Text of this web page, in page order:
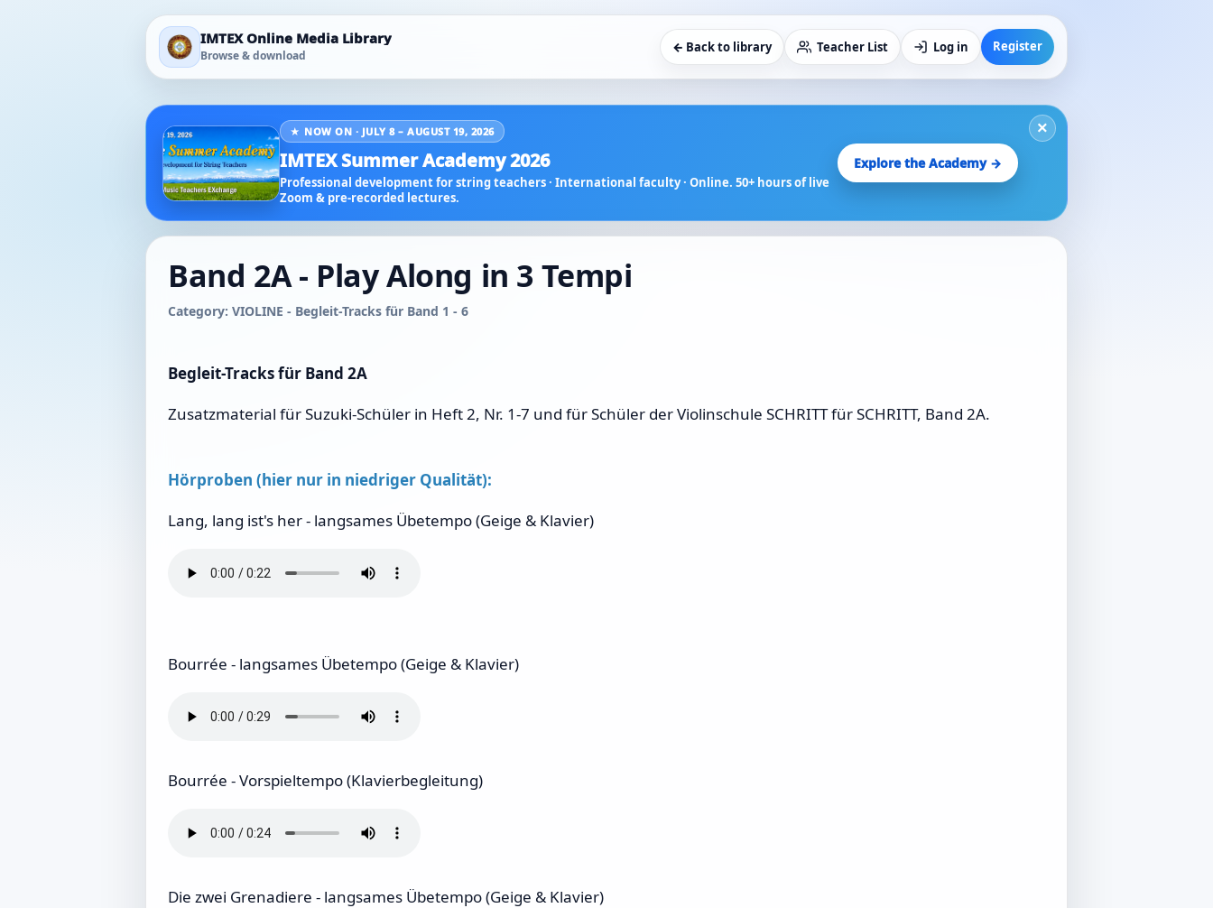
IMTEX Online Media Library
Browse & download
← Back to library Teacher List Log in Register
×
★ NOW ON · JULY 8 – AUGUST 19, 2026
IMTEX Summer Academy 2026
Professional development for string teachers · International faculty · Online. 50+ hours of live
Zoom & pre-recorded lectures.
Explore the Academy →
Band 2A - Play Along in 3 Tempi
Category: VIOLINE - Begleit-Tracks für Band 1 - 6
Begleit-Tracks für Band 2A
Zusatzmaterial für Suzuki-Schüler in Heft 2, Nr. 1-7 und für Schüler der Violinschule SCHRITT für SCHRITT, Band 2A.
Hörproben (hier nur in niedriger Qualität):
Lang, lang ist's her - langsames Übetempo (Geige & Klavier)
Bourrée - langsames Übetempo (Geige & Klavier)
Bourrée - Vorspieltempo (Klavierbegleitung)
Die zwei Grenadiere - langsames Übetempo (Geige & Klavier)